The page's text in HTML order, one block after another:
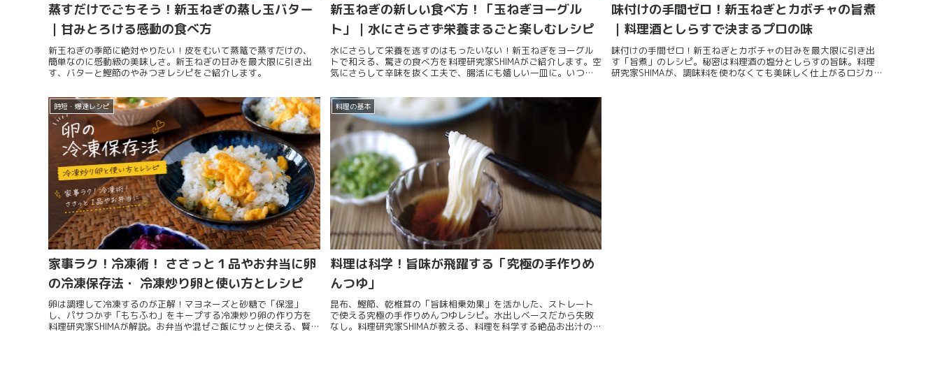
蒸すだけでごちそう！新玉ねぎの蒸し玉バター
｜甘みとろける感動の食べ方
新玉ねぎの季節に絶対やりたい！皮をむいて蒸篭で蒸すだけの、
簡単なのに感動級の美味しさ。新玉ねぎの甘みを最大限に引き出
す、バターと鰹節のやみつきレシピをご紹介します。
新玉ねぎの新しい食べ方！「玉ねぎヨーグル
ト」｜水にさらさず栄養まるごと楽しむレシピ
水にさらして栄養を逃すのはもったいない！新玉ねぎをヨーグル
トで和える、驚きの食べ方を料理研究家SHIMAがご紹介します。空
気にさらして辛味を抜く工夫で、腸活にも嬉しい一皿に。いつも
味付けの手間ゼロ！新玉ねぎとカボチャの旨煮
｜料理酒としらすで決まるプロの味
味付けの手間ゼロ！新玉ねぎとカボチャの甘みを最大限に引き出
す「旨煮」のレシピ。秘密は料理酒の塩分としらすの旨味。料理
研究家SHIMAが、調味料を使わなくても美味しく仕上がるロジカル
時短・爆速レシピ
家事ラク！冷凍術！ ささっと１品やお弁当に卵
の冷凍保存法・ 冷凍炒り卵と使い方とレシピ
卵は調理して冷凍するのが正解！マヨネーズと砂糖で「保湿」
し、パサつかず「もちふわ」をキープする冷凍炒り卵の作り方を
料理研究家SHIMAが解説。お弁当や混ぜご飯にサッと使える、賢い
料理の基本
料理は科学！旨味が飛躍する「究極の手作りめ
んつゆ」
昆布、鰹節、乾椎茸の「旨味相乗効果」を活かした、ストレート
で使える究極の手作りめんつゆレシピ。水出しベースだから失敗
なし。料理研究家SHIMAが教える、料理を科学する絶品お出汁の作